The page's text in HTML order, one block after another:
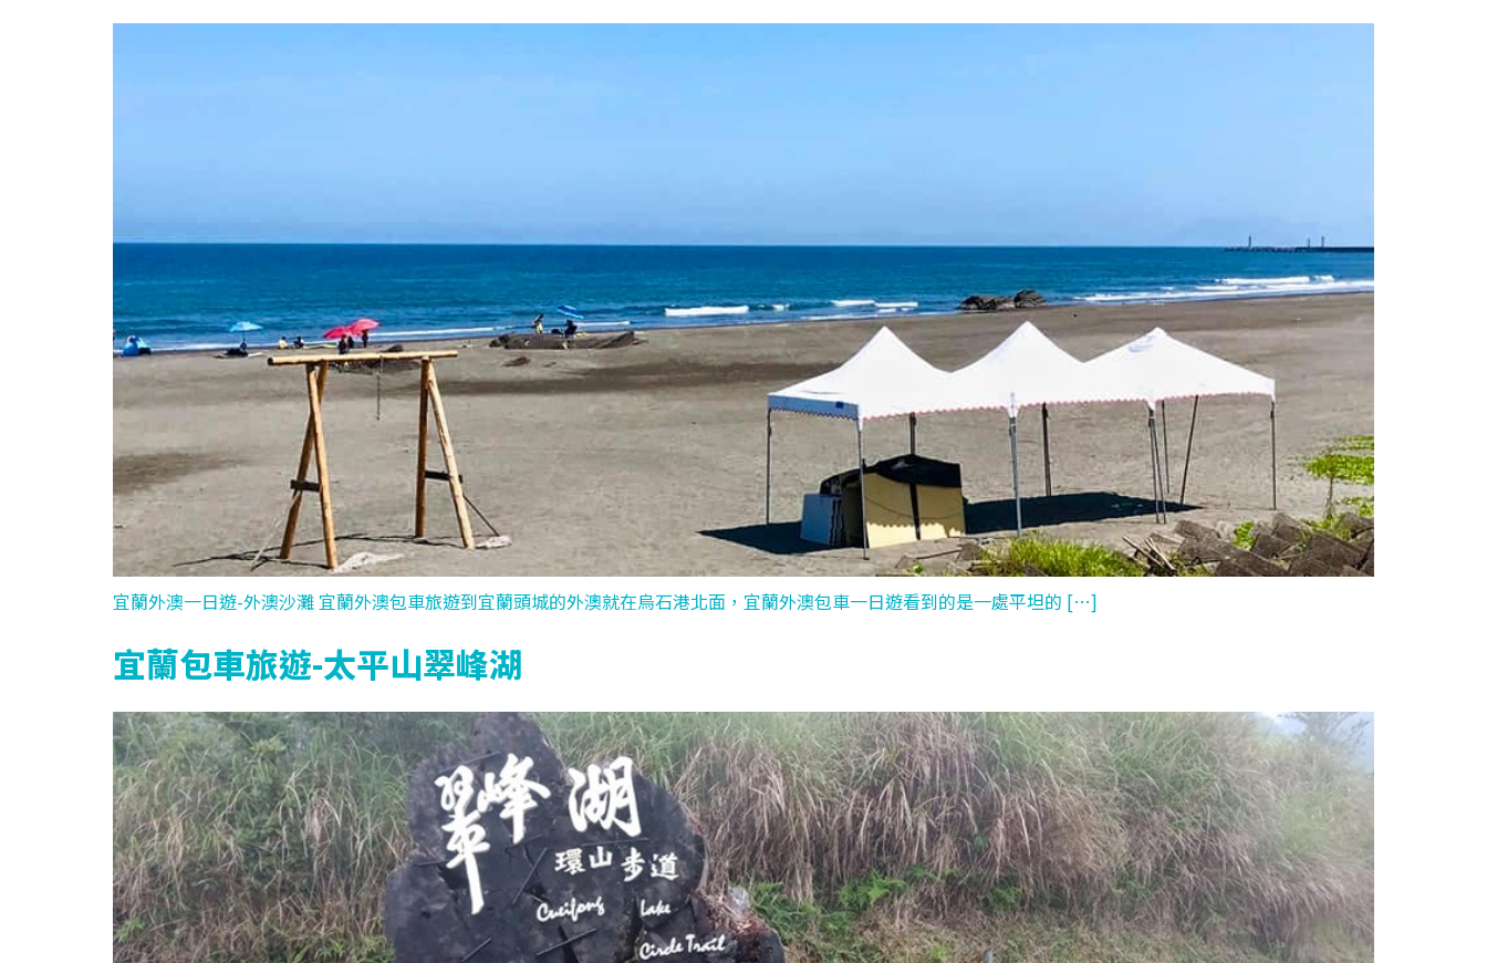
宜蘭外澳一日遊-外澳沙灘 宜蘭外澳包車旅遊到宜蘭頭城的外澳就在烏石港北面，宜蘭外澳包車一日遊看到的是一處平坦的 […]
宜蘭包車旅遊-太平山翠峰湖